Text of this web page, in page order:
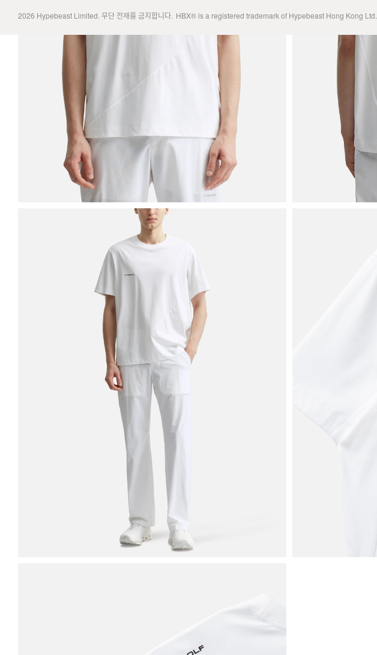
2026 Hypebeast Limited. 무단 전재를 금지합니다. HBX® is a registered trademark of Hypebeast Hong Kong Ltd.